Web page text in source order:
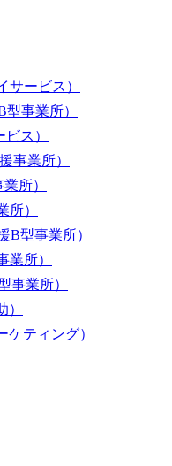
サービス）
型事業所）
ス）
事業所）
所）
所）
B型事業所）
業所）
事業所）
）
ケティング）